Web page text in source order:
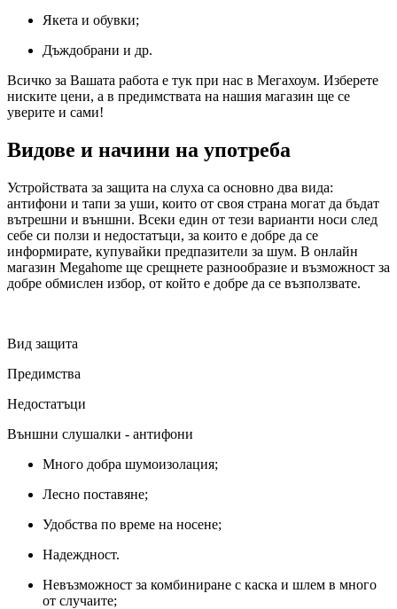
Якета и обувки;
Дъждобрани и др.
Всичко за Вашата работа е тук при нас в Мегахоум. Изберете
ниските цени, а в предимствата на нашия магазин ще се
уверите и сами!
Видове и начини на употреба
Устройствата за защита на слуха са основно два вида:
антифони и тапи за уши, които от своя страна могат да бъдат
вътрешни и външни. Всеки един от тези варианти носи след
себе си ползи и недостатъци, за които е добре да се
информирате, купувайки предпазители за шум. В онлайн
магазин Megahome ще срещнете разнообразие и възможност за
добре обмислен избор, от който е добре да се възползвате.
Вид защита
Предимства
Недостатъци
Външни слушалки - антифони
Много добра шумоизолация;
Лесно поставяне;
Удобства по време на носене;
Надеждност.
Невъзможност за комбиниране с каска и шлем в много
от случаите;